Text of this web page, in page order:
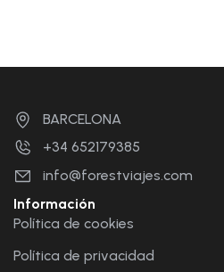
BARCELONA
+34 652179385
info@forestviajes.com
Información
Política de cookies
Política de privacidad